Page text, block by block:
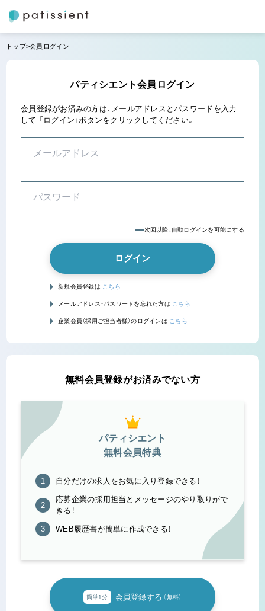
トップ 会員ログイン
パティシエント会員ログイン
会員登録がお済みの方は、メールアドレスとパスワードを入力
して 「ログイン」ボタンをクリックしてください。
次回以降、自動ログインを可能にする
ログイン
新規会員登録は こちら
メールアドレス・パスワードを忘れた方は こちら
企業会員（採用ご担当者様）のログインは こちら
無料会員登録がお済みでない方
パティシエント
無料会員特典
自分だけの求人をお気に入り登録できる！
応募企業の採用担当とメッセージのやり取りがで
きる！
WEB履歴書が簡単に作成できる！
簡単1分 会員登録する （無料）